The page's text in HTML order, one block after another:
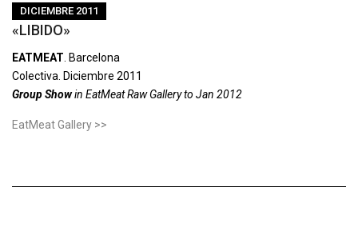
DICIEMBRE 2011
«LIBIDO»
EATMEAT . Barcelona
Colectiva. Diciembre 2011
Group Showin EatMeat Raw Gallery to Jan 2012
EatMeat Gallery >>